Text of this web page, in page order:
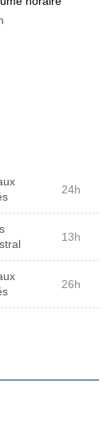
24h
13h
26h